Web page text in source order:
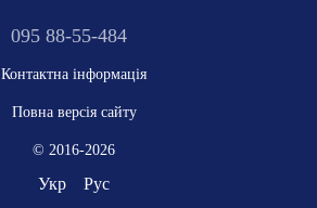
095 88-55-484
Контактна інформація
Повна версія сайту
© 2016-2026
Укр Рус